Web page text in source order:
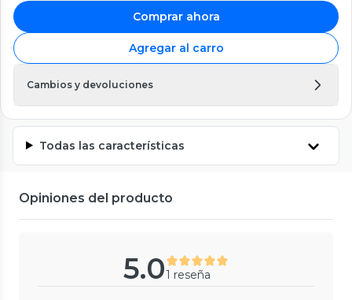
Comprar ahora
Agregar al carro
Cambios y devoluciones
Todas las características
Opiniones del producto
5.01 reseña